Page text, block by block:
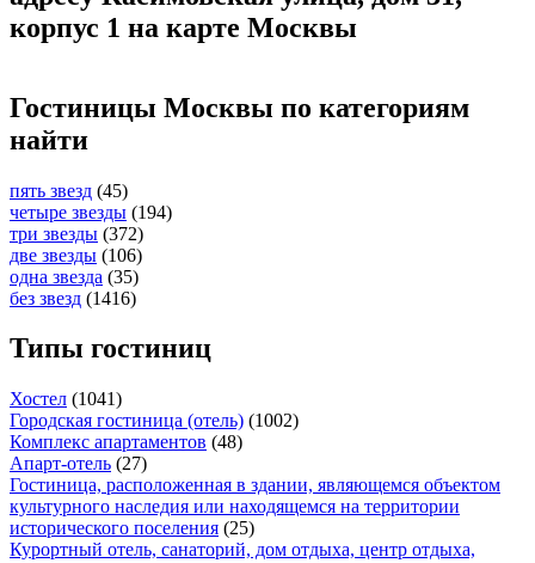
корпус 1 на карте Москвы
Гостиницы Москвы по категориям
найти
пять звезд (45)
четыре звезды (194)
три звезды (372)
две звезды (106)
одна звезда (35)
без звезд (1416)
Типы гостиниц
Хостел (1041)
Городская гостиница (отель) (1002)
Комплекс апартаментов (48)
Апарт-отель (27)
Гостиница, расположенная в здании, являющемся объектом
культурного наследия или находящемся на территории
исторического поселения (25)
Курортный отель, санаторий, дом отдыха, центр отдыха,